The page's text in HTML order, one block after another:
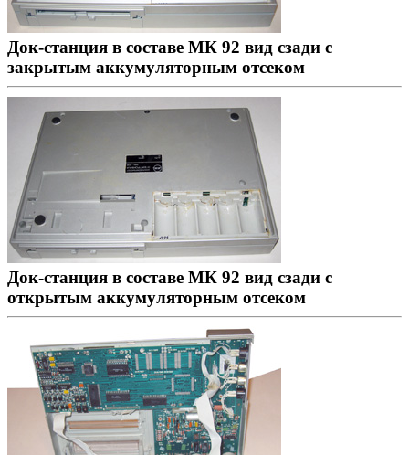
Док-станция в составе МК 92 вид сзади с
закрытым аккумуляторным отсеком
Док-станция в составе МК 92 вид сзади с
открытым аккумуляторным отсеком